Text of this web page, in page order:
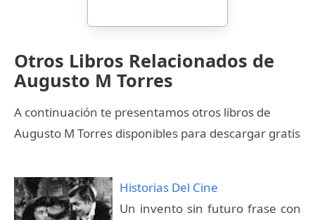
Otros Libros Relacionados de
Augusto M Torres
A continuación te presentamos otros libros de
Augusto M Torres disponibles para descargar gratis
Historias Del Cine
Un invento sin futuro frase con